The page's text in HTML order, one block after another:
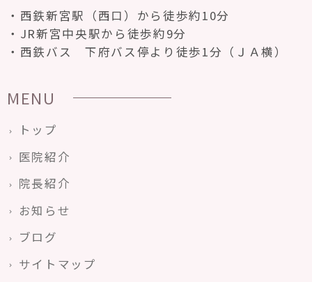
西鉄新宮駅（西口）から徒歩約10分
JR新宮中央駅から徒歩約9分
西鉄バス 下府バス停より徒歩1分（ＪＡ横）
MENU
トップ
医院紹介
院長紹介
お知らせ
ブログ
サイトマップ